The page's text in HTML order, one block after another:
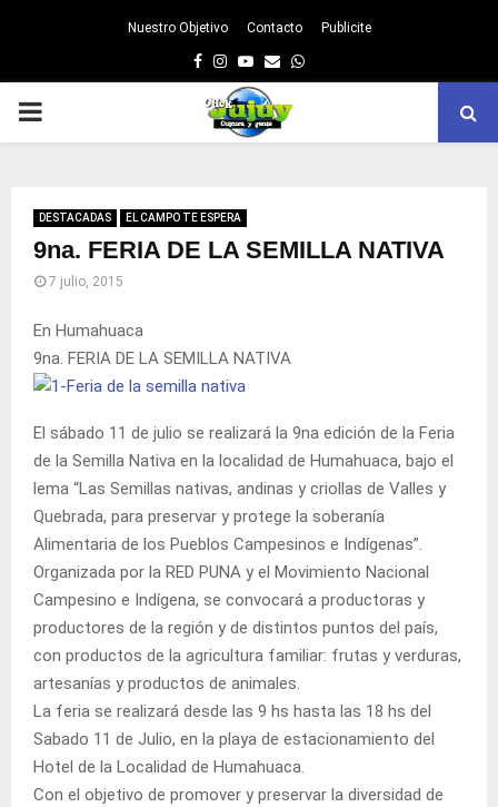
Nuestro Objetivo Contacto Publicite
Facebook
Instagram
Youtube
EmailWhatsapp
PRIMARY
DESTACADAS EL CAMPO TE ESPERA
9na. FERIA DE LA SEMILLA NATIVA
7 julio, 2015
En Humahuaca
9na. FERIA DE LA SEMILLA NATIVA
El sábado 11 de julio se realizará la 9na edición de la Feria
de la Semilla Nativa en la localidad de Humahuaca, bajo el
lema “Las Semillas nativas, andinas y criollas de Valles y
Quebrada, para preservar y protege la soberanía
Alimentaria de los Pueblos Campesinos e Indígenas”.
Organizada por la RED PUNA y el Movimiento Nacional
Campesino e Indígena, se convocará a productoras y
productores de la región y de distintos puntos del país,
con productos de la agricultura familiar: frutas y verduras,
artesanías y productos de animales.
La feria se realizará desde las 9 hs hasta las 18 hs del
Sabado 11 de Julio, en la playa de estacionamiento del
Hotel de la Localidad de Humahuaca.
Con el objetivo de promover y preservar la diversidad de